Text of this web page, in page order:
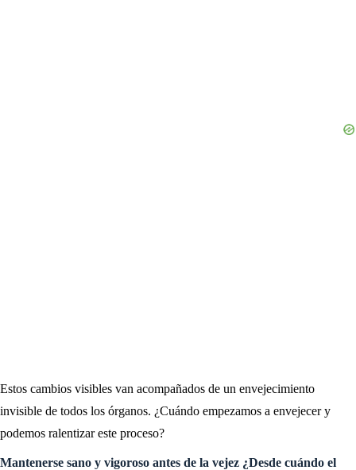
Estos cambios visibles van acompañados de un envejecimiento
invisible de todos los órganos. ¿Cuándo empezamos a envejecer y
podemos ralentizar este proceso?
Mantenerse sano y vigoroso antes de la vejez ¿Desde cuándo el